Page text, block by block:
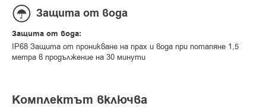
Защита от вода
Защита от вода:
IP68 Защита от проникване на прах и вода при потапяне 1,5
метра в продължение на 30 минути
Комплектът включва